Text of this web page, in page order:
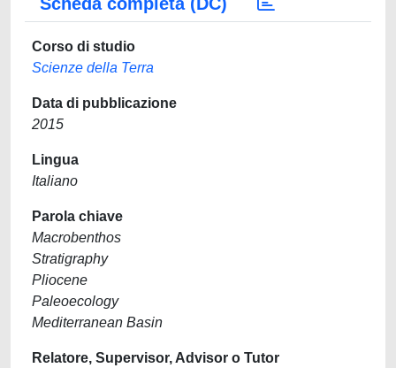
Corso di studio
Scienze della Terra
Data di pubblicazione
2015
Lingua
Italiano
Parola chiave
Macrobenthos
Stratigraphy
Pliocene
Paleoecology
Mediterranean Basin
Relatore, Supervisor, Advisor o Tutor